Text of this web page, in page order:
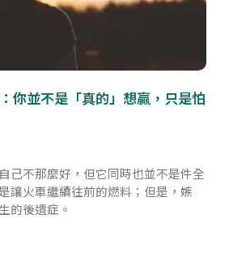
你並不是「真的」想贏，只是怕
己不那麼好，但它同時也並不是件全
讓火車繼續往前的燃料；但是，嫉
的後遺症。